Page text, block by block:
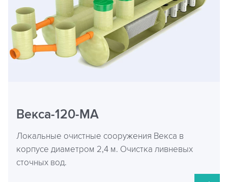
Векса-120-МА
Локальные очистные сооружения Векса в
корпусе диаметром 2,4 м. Очистка ливневых
сточных вод.